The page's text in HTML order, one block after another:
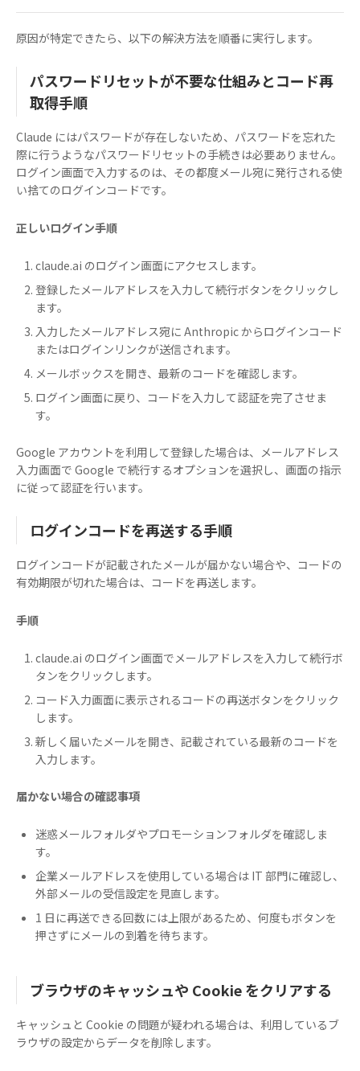
原因が特定できたら、以下の解決方法を順番に実行します。
パスワードリセットが不要な仕組みとコード再
取得手順
Claude にはパスワードが存在しないため、パスワードを忘れた
際に行うようなパスワードリセットの手続きは必要ありません。
ログイン画面で入力するのは、その都度メール宛に発行される使
い捨てのログインコードです。
正しいログイン手順
claude.ai のログイン画面にアクセスします。
登録したメールアドレスを入力して続行ボタンをクリックし
ます。
入力したメールアドレス宛に Anthropic からログインコード
またはログインリンクが送信されます。
メールボックスを開き、最新のコードを確認します。
ログイン画面に戻り、コードを入力して認証を完了させま
す。
Google アカウントを利用して登録した場合は、メールアドレス
入力画面で Google で続行するオプションを選択し、画面の指示
に従って認証を行います。
ログインコードを再送する手順
ログインコードが記載されたメールが届かない場合や、コードの
有効期限が切れた場合は、コードを再送します。
手順
claude.ai のログイン画面でメールアドレスを入力して続行ボ
タンをクリックします。
コード入力画面に表示されるコードの再送ボタンをクリック
します。
新しく届いたメールを開き、記載されている最新のコードを
入力します。
届かない場合の確認事項
迷惑メールフォルダやプロモーションフォルダを確認しま
す。
企業メールアドレスを使用している場合は IT 部門に確認し、
外部メールの受信設定を見直します。
1 日に再送できる回数には上限があるため、何度もボタンを
押さずにメールの到着を待ちます。
ブラウザのキャッシュや Cookie をクリアする
キャッシュと Cookie の問題が疑われる場合は、利用しているブ
ラウザの設定からデータを削除します。